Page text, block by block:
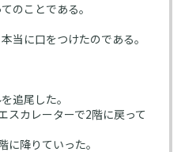
のことである。
当に口をつけたのである。
追尾した。
スカレーターで2階に戻って
降りていった。